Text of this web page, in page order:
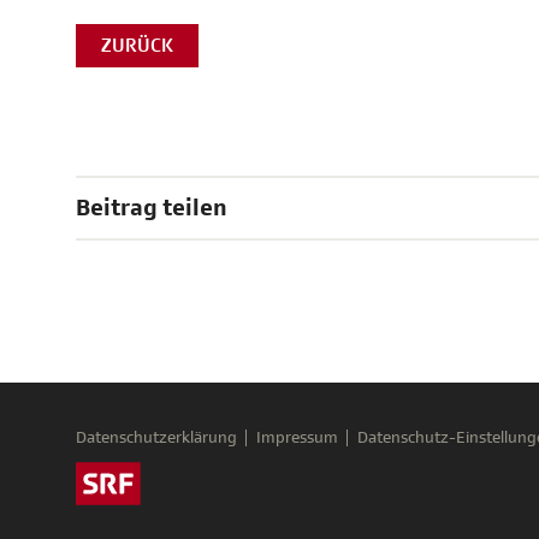
ZURÜCK
Beitrag teilen
Datenschutzerklärung Impressum Datenschutz-